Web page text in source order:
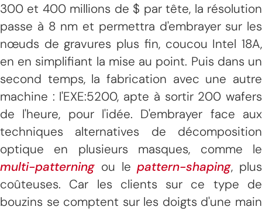
300 et 400 millions de $ par tête, la résolution
passe à 8 nm et permettra d'embrayer sur les
nœuds de gravures plus fin, coucou Intel 18A,
en en simplifiant la mise au point. Puis dans un
second temps, la fabrication avec une autre
machine : l'EXE:5200, apte à sortir 200 wafers
de l'heure, pour l'idée. D'embrayer face aux
techniques alternatives de décomposition
optique en plusieurs masques, comme le
multi-patterning ou lepattern-shaping, plus
coûteuses. Car les clients sur ce type de
bouzins se comptent sur les doigts d'une main